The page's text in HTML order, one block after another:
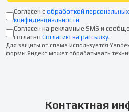
Согласен с обработкой
конфиденциальности.
Согласен на рекламные SMS и
согласно Согласию на рассылку.
Для защиты от спама используется
формы Яндекс может обрабатывать
Контактная